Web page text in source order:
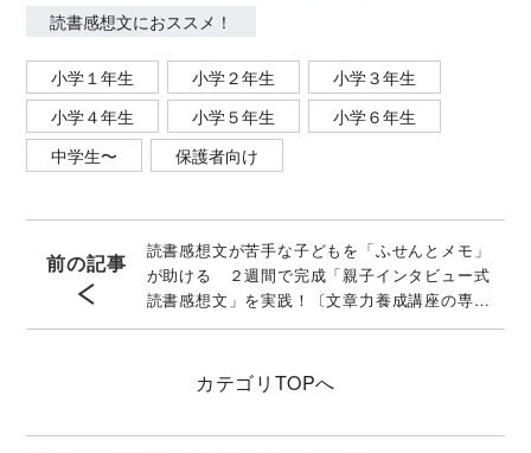
読書感想文におススメ！
小学１年生 小学２年生
小学３年生
小学４年生
小学５年生
小学６年生
中学生〜
保護者向け
前の記事
読書感想文が苦手な子どもを「ふせんとメモ」
が助ける ２週間で完成「親子インタビュー式
読書感想文」を実践！〔文章力養成講座の専門
家〕が伝授
カテゴリ TOPへ